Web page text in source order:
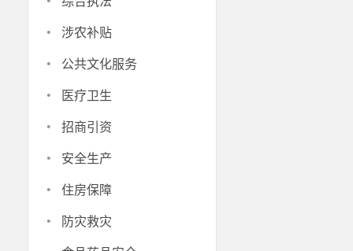
· 涉农补贴
· 公共文化服务
· 医疗卫生
· 招商引资
· 安全生产
· 住房保障
· 防灾救灾